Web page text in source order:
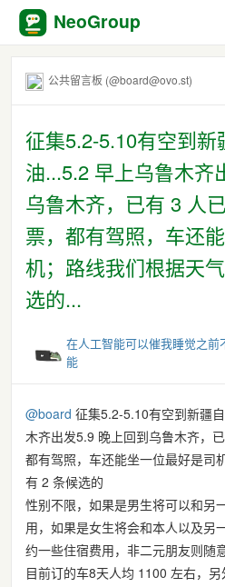
NeoGroup
公共留言板 (@board@ovo.st)
征集5.2-5.10有空到新
油...5.2 早上乌鲁木齐
乌鲁木齐，已有 3 人
票，都有驾照，车还
机；路线我们根据天
选的...
在人工智能可以催我睡觉之前
能
@board 征集5.2-5.10有空到新疆
木齐出发5.9 晚上回到乌鲁木齐，
都有驾照，车还能坐一位最好是司
有 2 条候选的
性别不限，如果是男生将可以和另
用，如果是女生将会和本人以及另
约一些住宿费用，非二元朋友则随
目前订的车8天人均 1100 左右，